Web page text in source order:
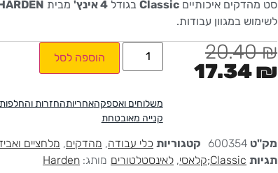
סט מהדקים איכותיים Classic בגודל 4 אינץ' מבית
לשימוש במגוון עבודות.
20.40₪
17.34₪
הוספה לסל
משלוחים ואספקהאחריותהחזרות והחלפות
קנייה מאובטחת
מק"ט 600354 קטגוריות כלי עבודה, מהדקים, מלחציים
תגיות Classic;קלאסי , לאינסטלטורים מותג: Harden